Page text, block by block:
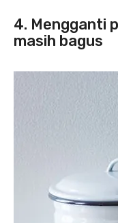
4. Mengganti
masih bagus